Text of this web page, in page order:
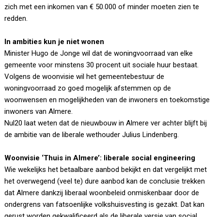
zich met een inkomen van € 50.000 of minder moeten zien te
redden.
In ambities kun je niet wonen
Minister Hugo de Jonge wil dat de woningvoorraad van elke
gemeente voor minstens 30 procent uit sociale huur bestaat.
Volgens de woonvisie wil het gemeentebestuur de
woningvoorraad zo goed mogelijk afstemmen op de
woonwensen en mogelijkheden van de inwoners en toekomstige
inwoners van Almere.
Nul20 laat weten dat de nieuwbouw in Almere ver achter blijft bij
de ambitie van de liberale wethouder Julius Lindenberg.
Woonvisie ‘Thuis in Almere’: liberale social engineering
Wie wekelijks het betaalbare aanbod bekijkt en dat vergelijkt met
het overwegend (veel te) dure aanbod kan de conclusie trekken
dat Almere dankzij liberaal woonbeleid onmiskenbaar door de
ondergrens van fatsoenlijke volkshuisvesting is gezakt. Dat kan